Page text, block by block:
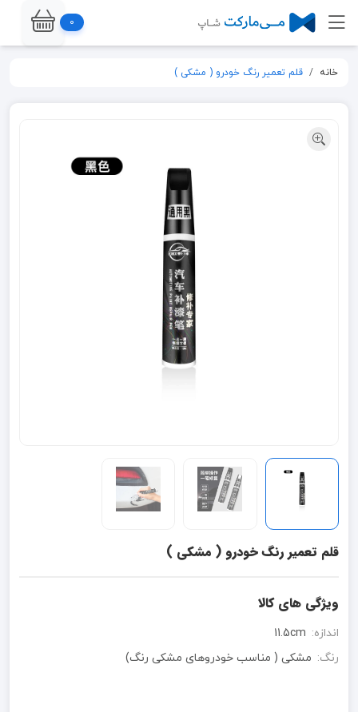
0
خانه قلم تعمیر رنگ خودرو ( مشکی )
قلم تعمیر رنگ خودرو ( مشکی )
ویژگی های کالا
اندازه: 11.5cm
رنگ: مشکی ( مناسب خودروهای مشکی رنگ)